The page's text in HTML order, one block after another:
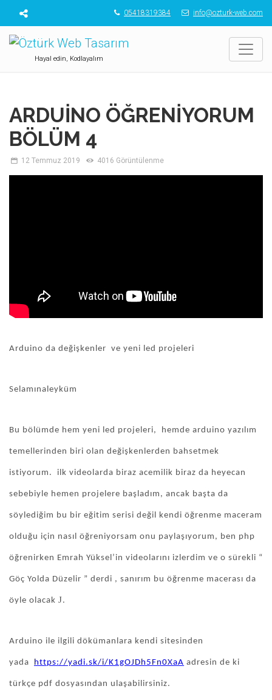
05418319384 info@ozturk-web.com
Hayal edin, Kodlayalım
ARDUINO ÖĞRENIYORUM
BÖLÜM 4
12 Temmuz 2019 4016 Görüntülenme
Arduino da değişkenler ve yeni led projeleri
Selamınaleyküm
Bu bölümde hem yeni led projeleri, hemde arduino yazılım
temellerinden biri olan değişkenlerden bahsetmek
istiyorum. ilk videolarda biraz acemilik biraz da heyecan
sebebiyle hemen projelere başladım, ancak başta da
söylediğim bu bir eğitim serisi değil kendi öğrenme maceram
olduğu için nasıl öğreniyorsam onu paylaşıyorum, ben php
öğrenirken Emrah Yüksel’in videolarını izlerdim ve o sürekli “
Göç Yolda Düzelir ” derdi , sanırım bu öğrenme macerası da
öyle olacak J.
Arduino ile ilgili dökümanlara kendi sitesinden
yada https://yadi.sk/i/K1gOJDh5Fn0XaA adresin de ki
türkçe pdf dosyasından ulaşabilirsiniz.